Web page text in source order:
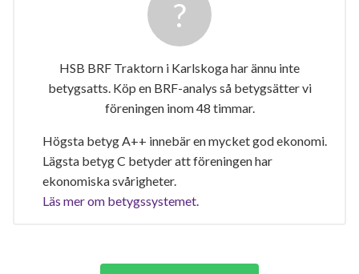
HSB BRF Traktorn i Karlskoga har ännu inte
betygsatts. Köp en BRF-analys så betygsätter vi
föreningen inom 48 timmar.
Högsta betyg A++ innebär en mycket god ekonomi.
Lägsta betyg C betyder att föreningen har
ekonomiska svårigheter.
Läs mer om betygssystemet.